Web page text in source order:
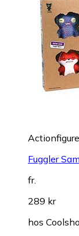
Fuggler
fr.
289 kr
hos